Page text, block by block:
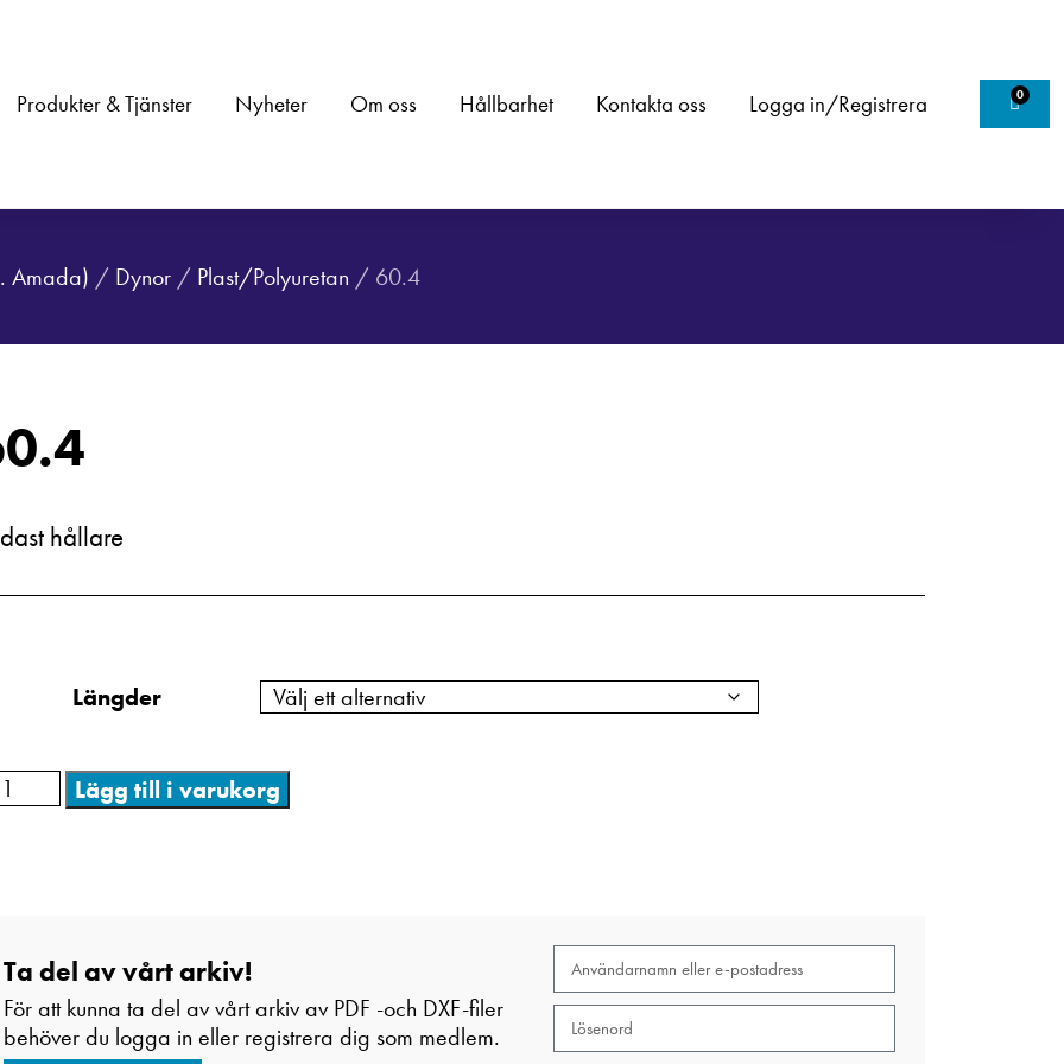
Produkter & Tjänster Nyheter Om oss Hållbarhet Kontakta oss Logga in/Registrera 0
Amada) / Dynor / Plast/Polyuretan / 60.4
hållare
Längder
Lägg till i varukorg
Ta del av vårt arkiv!
För att kunna ta del av vårt arkiv av PDF -och DXF-filer
behöver du logga in eller registrera dig som medlem.